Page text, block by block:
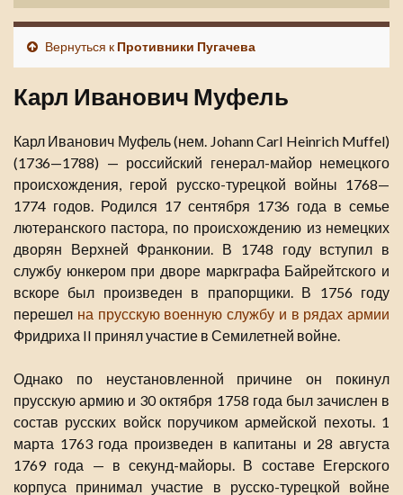
Вернуться к Противники Пугачева
Карл Иванович Муфель
Карл Иванович Муфель (нем. Johann Carl Heinrich Muffel)
(1736—1788) — российский генерал-майор немецкого
происхождения, герой русско-турецкой войны 1768—
1774 годов. Родился 17 сентября 1736 года в семье
лютеранского пастора, по происхождению из немецких
дворян Верхней Франконии. В 1748 году вступил в
службу юнкером при дворе маркграфа Байрейтского и
вскоре был произведен в прапорщики. В 1756 году
перешел на прусскую военную службу и в рядах армии
Фридриха II принял участие в Семилетней войне.
Однако по неустановленной причине он покинул
прусскую армию и 30 октября 1758 года был зачислен в
состав русских войск поручиком армейской пехоты. 1
марта 1763 года произведен в капитаны и 28 августа
1769 года — в секунд-майоры. В составе Егерского
корпуса принимал участие в русско-турецкой войне